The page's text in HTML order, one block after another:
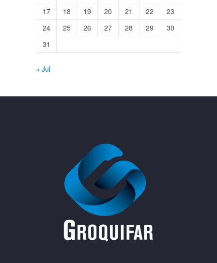
17
18 19 20 21 22
23
24
25 26 27 28 29
30
31
« Jul